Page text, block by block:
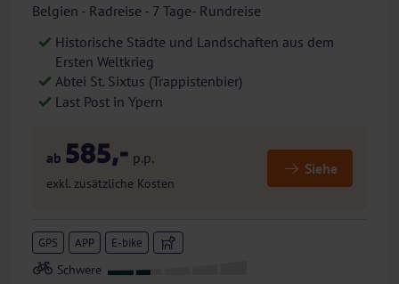
Belgien - Radreise - 7 Tage- Rundreise
Historische Städte und Landschaften aus dem
Ersten Weltkrieg
Abtei St. Sixtus (Trappistenbier)
Last Post in Ypern
ab 585,- p.p.
exkl. zusätzliche Kosten
Siehe
GPS APP E-bike